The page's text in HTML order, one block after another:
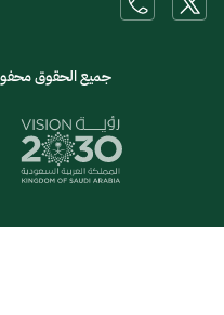
جميع الحقوق محفوظة